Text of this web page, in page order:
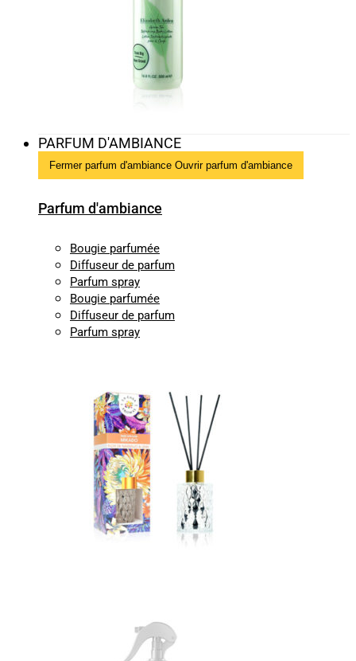
PARFUM D'AMBIANCE
Fermer parfum d'ambiance Ouvrir parfum d'ambiance
Parfum d'ambiance
Bougie parfumée
Diffuseur de parfum
Parfum spray
Bougie parfumée
Diffuseur de parfum
Parfum spray